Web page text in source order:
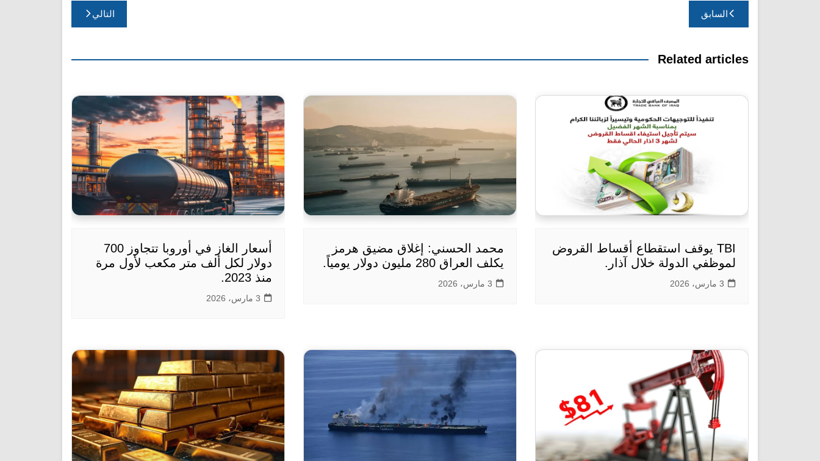
تصفّح
المقالات
السابق التالي
Related articles
TBI يوقف استقطاع أقساط القروض
لموظفي الدولة خلال آذار.
3 مارس، 2026
محمد الحسني: إغلاق مضيق هرمز
يكلف العراق 280 مليون دولار يومياً.
3 مارس، 2026
أسعار الغاز في أوروبا تتجاوز 700
دولار لكل ألف متر مكعب لأول مرة
منذ 2023.
3 مارس، 2026